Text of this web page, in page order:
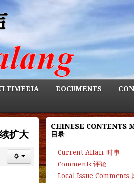
DOCUMENTS
扩大
CHINESE CONTENTS
目录
Current Affair 时事
Comments 评论
Local Issue Comments